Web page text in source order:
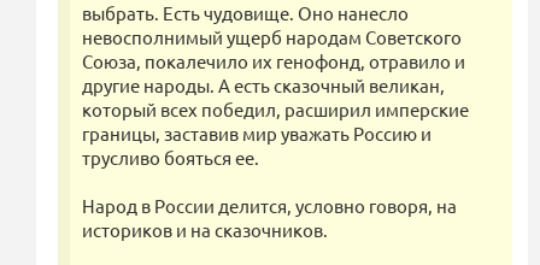
выбрать. Есть чудовище. Оно нанесло
невосполнимый ущерб народам Советского
Союза, покалечило их генофонд, отравило и
другие народы. А есть сказочный великан,
который всех победил, расширил имперские
границы, заставив мир уважать Россию и
трусливо бояться ее.
Народ в России делится, условно говоря, на
историков и на сказочников.